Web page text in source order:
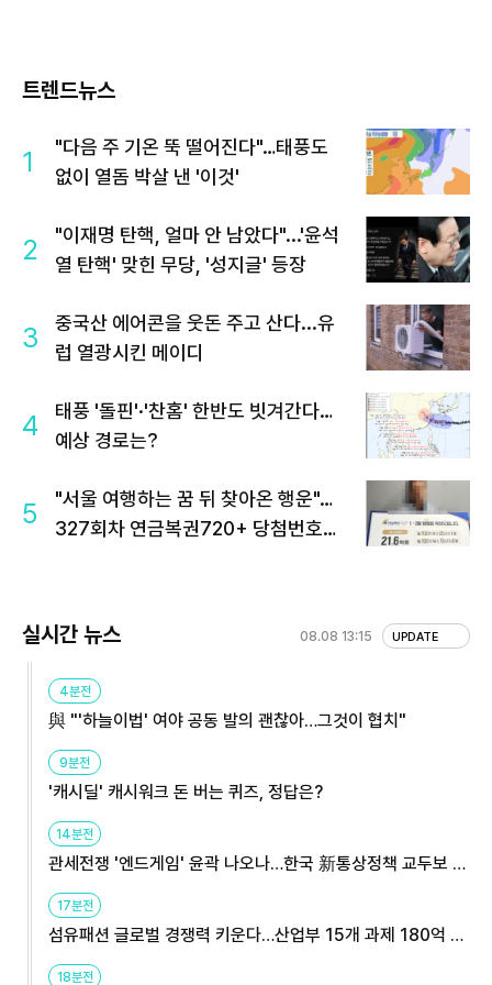
트렌드뉴스
1
"다음 주 기온 뚝 떨어진다"…태풍도
없이 열돔 박살 낸 '이것'
2
"이재명 탄핵, 얼마 안 남았다"...'윤석
열 탄핵' 맞힌 무당, '성지글' 등장
3
중국산 에어콘을 웃돈 주고 산다...유
럽 열광시킨 메이디
4
태풍 '돌핀'·'찬홈' 한반도 빗겨간다…
예상 경로는?
5
"서울 여행하는 꿈 뒤 찾아온 행운"…
327회차 연금복권720+ 당첨번호조
실시간 뉴스 08.08 13:15 UPDATE
4분전
與 "'하늘이법' 여야 공동 발의 괜찮아…그것이 협치"
9분전
'캐시딜' 캐시워크 돈 버는 퀴즈, 정답은?
14분전
관세전쟁 '엔드게임' 윤곽 나오나…한국 新통상정책 교두보 활
용해야
17분전
섬유패션 글로벌 경쟁력 키운다…산업부 15개 과제 180억 지
원
18분전